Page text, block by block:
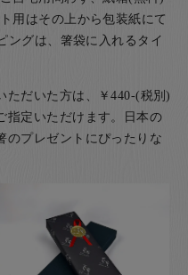
用はその上から包装紙にて
ングは、箸袋に入れるタイ
ただいた方は、￥440-(税別)
指定いただけます。日本の
のプレゼントにぴったりな